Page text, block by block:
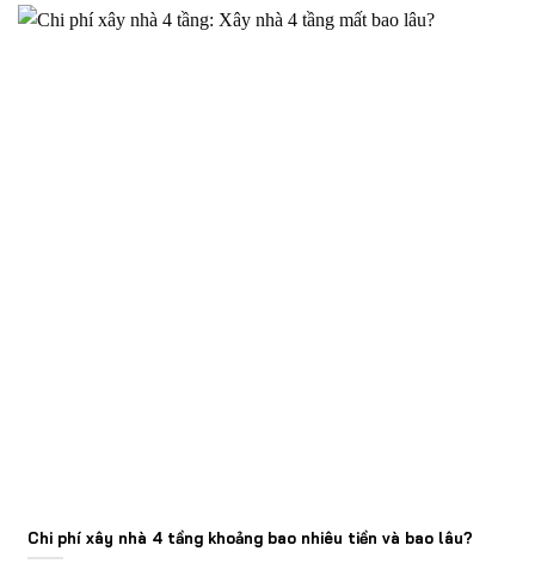
Chi phí xây nhà 4 tầng khoảng bao nhiêu tiền và bao lâu?